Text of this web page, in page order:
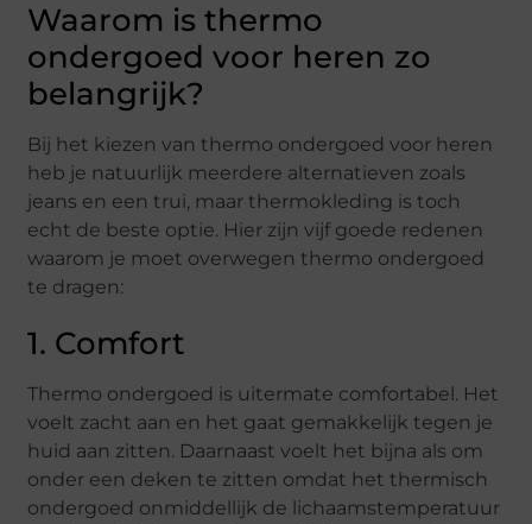
Waarom is thermo
ondergoed voor heren zo
belangrijk?
Bij het kiezen van thermo ondergoed voor heren
heb je natuurlijk meerdere alternatieven zoals
jeans en een trui, maar thermokleding is toch
echt de beste optie. Hier zijn vijf goede redenen
waarom je moet overwegen thermo ondergoed
te dragen:
1. Comfort
Thermo ondergoed is uitermate comfortabel. Het
voelt zacht aan en het gaat gemakkelijk tegen je
huid aan zitten. Daarnaast voelt het bijna als om
onder een deken te zitten omdat het thermisch
ondergoed onmiddellijk de lichaamstemperatuur